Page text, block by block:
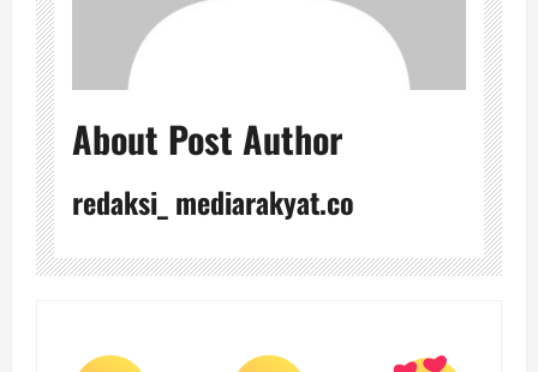
About Post Author
redaksi_ mediarakyat.co